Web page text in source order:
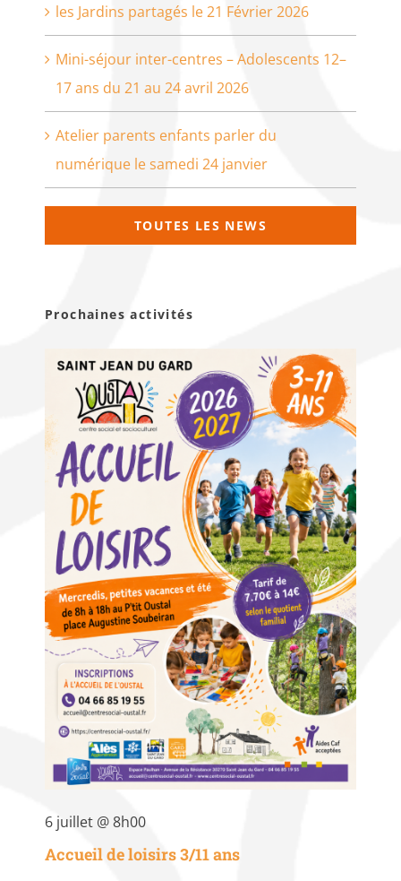
les Jardins partagés le 21 Février 2026
Mini-séjour inter-centres – Adolescents 12–
17 ans du 21 au 24 avril 2026
Atelier parents enfants parler du
numérique le samedi 24 janvier
TOUTES LES NEWS
Prochaines activités
6 juillet @ 8h00
Accueil de loisirs 3/11 ans